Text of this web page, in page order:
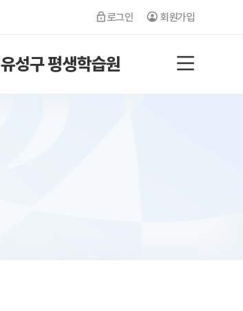
로그인 회원가입
전체메뉴
유성구 평생학습원